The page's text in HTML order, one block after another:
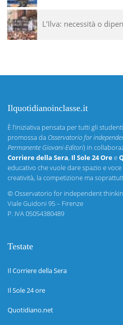
L’Ilva: necessità o
Ilquotidianoinclasse.it
È l’iniziativa pensata per tutti gli
promossa da Osservatorio for
Permanente Giovani-Editori) in
Corriere della Sera, Il Sole 24 Oree
educativo che vuole dare spazio e
creatività, la competizione ma
©Osservatorio for independent
Viale Guidoni 95 – Firenze
P. IVA 05054380489
Testate
Il Corriere della Sera
Il Sole 24 ore
Quotidiano.net